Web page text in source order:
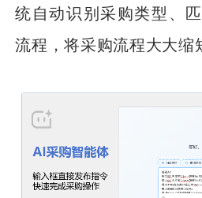
统自动识别采购类型、
流程，将采购流程大大缩